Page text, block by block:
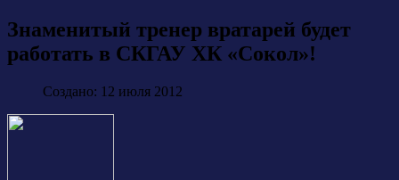
Знаменитый тренер вратарей будет
работать в СКГАУ ХК «Сокол»!
Создано: 12 июля 2012